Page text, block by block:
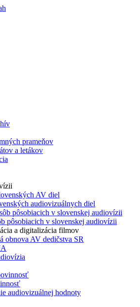
prameňov
a letákov
AV diel
audiovizuálnych diel
pôsobiacich v slovenskej audiovízii
pôsobiacich v slovenskej audiovízii
a digitalizácia filmov
obnova AV dedičstva SR
audiovizuálnej hodnoty